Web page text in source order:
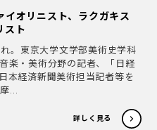
オリニスト、ラクガキス
スト
。東京大学文学部美術史学科
楽・美術分野の記者、「日経
本経済新聞美術担当記者等を
...
詳しく見る